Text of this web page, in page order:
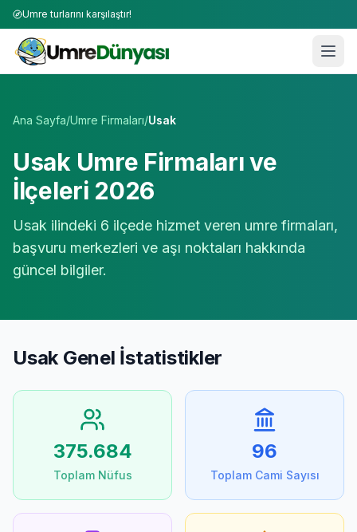
Umre turlarını karşılaştır!
Ana Sayfa/Umre Firmaları/Usak
Usak Umre Firmaları ve
İlçeleri 2026
Usak ilindeki 6 ilçede hizmet veren umre firmaları,
başvuru merkezleri ve aşı noktaları hakkında
güncel bilgiler.
UsakGenel İstatistikler
375.684
Toplam Nüfus
96
Toplam Cami Sayısı